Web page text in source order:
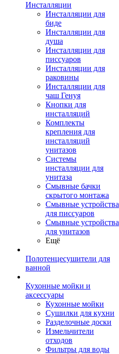
Инсталляции
Инсталляции для
биде
Инсталляции для
душа
Инсталляции для
писсуаров
Инсталляции для
раковины
Инсталляции для
чаш Генуя
Кнопки для
инсталляций
Комплекты
крепления для
инсталляций
унитазов
Системы
инсталляции для
унитаза
Смывные бачки
скрытого монтажа
Смывные устройства
для писсуаров
Смывные устройства
для унитазов
Ещё
Полотенцесушители для
ванной
Кухонные мойки и
аксессуары
Кухонные мойки
Сушилки для кухни
Разделочные доски
Измельчители
отходов
Фильтры для воды